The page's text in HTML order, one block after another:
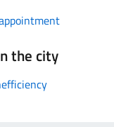
the city